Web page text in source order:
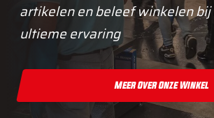
artikelen en beleef winkelen bij
ultieme ervaring
Meer Over Onze Winkel